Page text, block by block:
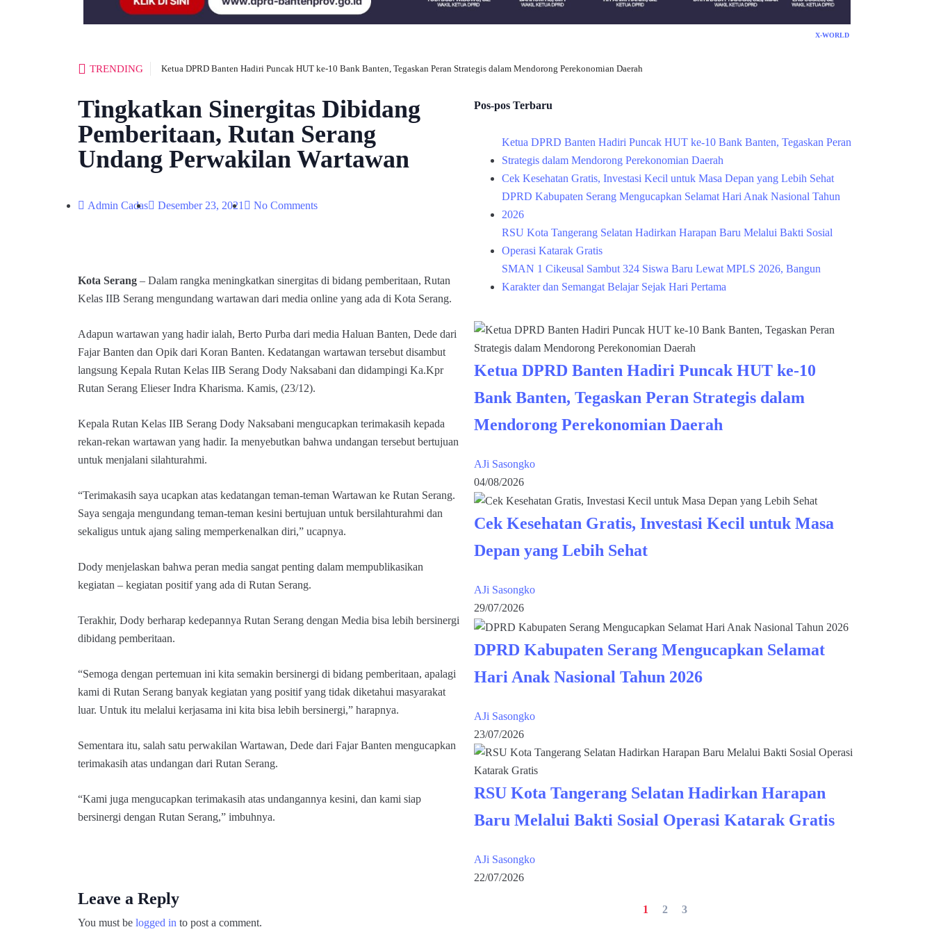
X-WORLD
TRENDING Ketua DPRD Banten Hadiri Puncak HUT ke-10 Bank Banten, Tegaskan Peran Strategis dalam Mendorong Perekonomian Daerah
Tingkatkan Sinergitas Dibidang
Pemberitaan, Rutan Serang
Undang Perwakilan Wartawan
Admin Cadas Desember 23, 2021 No Comments
Kota Serang – Dalam rangka meningkatkan sinergitas di bidang pemberitaan, Rutan
Kelas IIB Serang mengundang wartawan dari media online yang ada di Kota Serang.
Adapun wartawan yang hadir ialah, Berto Purba dari media Haluan Banten, Dede dari
Fajar Banten dan Opik dari Koran Banten. Kedatangan wartawan tersebut disambut
langsung Kepala Rutan Kelas IIB Serang Dody Naksabani dan didampingi Ka.Kpr
Rutan Serang Elieser Indra Kharisma. Kamis, (23/12).
Kepala Rutan Kelas IIB Serang Dody Naksabani mengucapkan terimakasih kepada
rekan-rekan wartawan yang hadir. Ia menyebutkan bahwa undangan tersebut bertujuan
untuk menjalani silahturahmi.
“Terimakasih saya ucapkan atas kedatangan teman-teman Wartawan ke Rutan Serang.
Saya sengaja mengundang teman-teman kesini bertujuan untuk bersilahturahmi dan
sekaligus untuk ajang saling memperkenalkan diri,” ucapnya.
Dody menjelaskan bahwa peran media sangat penting dalam mempublikasikan
kegiatan – kegiatan positif yang ada di Rutan Serang.
Terakhir, Dody berharap kedepannya Rutan Serang dengan Media bisa lebih bersinergi
dibidang pemberitaan.
“Semoga dengan pertemuan ini kita semakin bersinergi di bidang pemberitaan, apalagi
kami di Rutan Serang banyak kegiatan yang positif yang tidak diketahui masyarakat
luar. Untuk itu melalui kerjasama ini kita bisa lebih bersinergi,” harapnya.
Sementara itu, salah satu perwakilan Wartawan, Dede dari Fajar Banten mengucapkan
terimakasih atas undangan dari Rutan Serang.
“Kami juga mengucapkan terimakasih atas undangannya kesini, dan kami siap
bersinergi dengan Rutan Serang,” imbuhnya.
Leave a Reply
You must be logged in to post a comment.
Pos-pos Terbaru
Ketua DPRD Banten Hadiri Puncak HUT ke-10 Bank Banten, Tegaskan Peran
Strategis dalam Mendorong Perekonomian Daerah
Cek Kesehatan Gratis, Investasi Kecil untuk Masa Depan yang Lebih Sehat
DPRD Kabupaten Serang Mengucapkan Selamat Hari Anak Nasional Tahun
2026
RSU Kota Tangerang Selatan Hadirkan Harapan Baru Melalui Bakti Sosial
Operasi Katarak Gratis
SMAN 1 Cikeusal Sambut 324 Siswa Baru Lewat MPLS 2026, Bangun
Karakter dan Semangat Belajar Sejak Hari Pertama
Ketua DPRD Banten Hadiri Puncak HUT ke-10
Bank Banten, Tegaskan Peran Strategis dalam
Mendorong Perekonomian Daerah
AJi Sasongko
04/08/2026
Cek Kesehatan Gratis, Investasi Kecil untuk Masa
Depan yang Lebih Sehat
AJi Sasongko
29/07/2026
DPRD Kabupaten Serang Mengucapkan Selamat
Hari Anak Nasional Tahun 2026
AJi Sasongko
23/07/2026
RSU Kota Tangerang Selatan Hadirkan Harapan
Baru Melalui Bakti Sosial Operasi Katarak Gratis
AJi Sasongko
22/07/2026
1 2 3